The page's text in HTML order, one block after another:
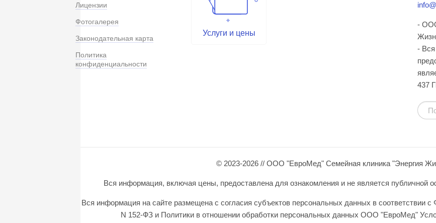
Лицензии
Фотогалерея
Законодательная карта
Политика
конфиденциальности
Услуги и цены
-
-
437
© 2023-2026 // ООО "ЕвроМед" Семейная клиника "Энергия
Вся информация, включая цены, предоставлена для ознакомления и не является публичной
Вся информация на сайте размещена с согласия субъектов персональных данных в соответствии
N 152-ФЗ и Политики в отношении обработки персональных данных ООО "ЕвроМед"